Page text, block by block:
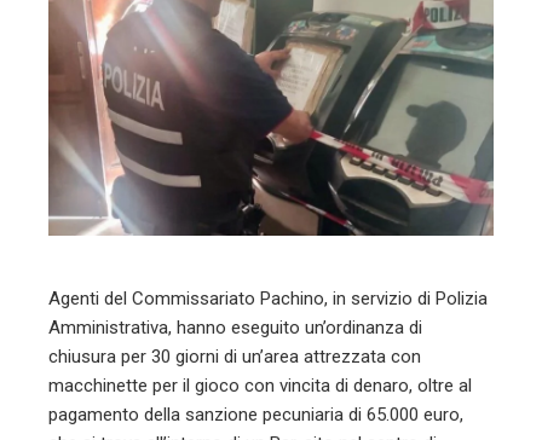
Agenti del Commissariato Pachino, in servizio di Polizia
Amministrativa, hanno eseguito un’ordinanza di
chiusura per 30 giorni di un’area attrezzata con
macchinette per il gioco con vincita di denaro, oltre al
pagamento della sanzione pecuniaria di 65.000 euro,